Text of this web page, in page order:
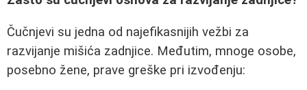
Čučnjevi su jedna od najefikasnijih vežbi za
razvijanje mišića zadnjice. Međutim, mnoge osobe,
posebno žene, prave greške pri izvođenju: